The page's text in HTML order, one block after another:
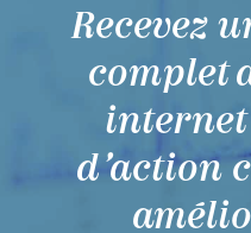
Recevez
complet
d’action